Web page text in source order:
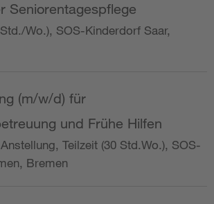
Seniorentagespflege
Wo.), SOS-Kinderdorf Saar,
(m/w/d) für
und Frühe Hilfen
Teilzeit (30 Std.Wo.), SOS-
Bremen